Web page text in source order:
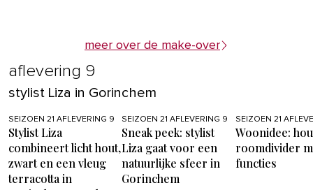
meer over de make-over
aflevering 9
stylist Liza in Gorinchem
SEIZOEN 21 AFLEVERING 9
Stylist Liza
combineert licht hout,
zwart en een vleug
terracotta in
SEIZOEN 21 AFLEVERING 9
Sneak peek: stylist
Liza gaat voor een
natuurlijke sfeer in
Gorinchem
SEIZOEN 21
Woonidee:
roomdivider
functies